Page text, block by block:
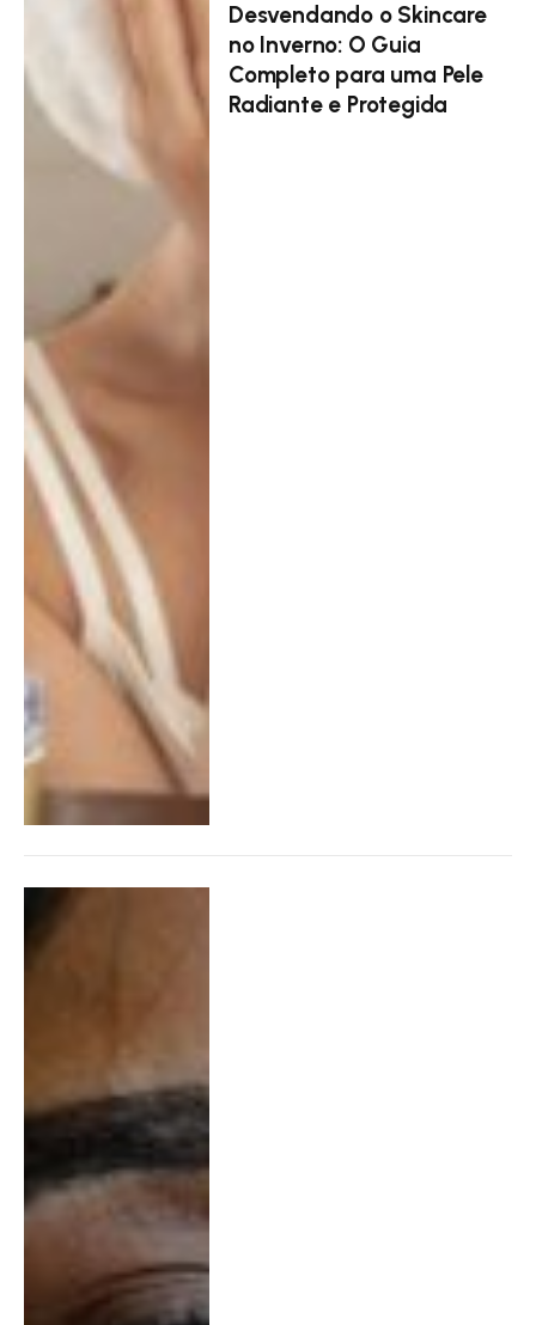
Desvendando o Skincare
no Inverno: O Guia
Completo para uma Pele
Radiante e Protegida